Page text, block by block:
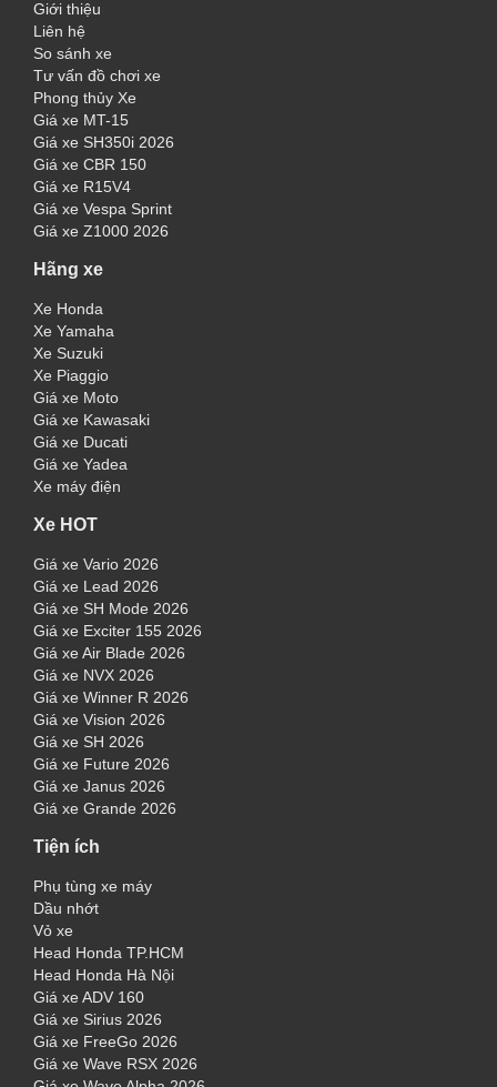
Giới thiệu
Liên hệ
So sánh xe
Tư vấn đồ chơi xe
Phong thủy Xe
Giá xe MT-15
Giá xe SH350i 2026
Giá xe CBR 150
Giá xe R15V4
Giá xe Vespa Sprint
Giá xe Z1000 2026
Hãng xe
Xe Honda
Xe Yamaha
Xe Suzuki
Xe Piaggio
Giá xe Moto
Giá xe Kawasaki
Giá xe Ducati
Giá xe Yadea
Xe máy điện
Xe HOT
Giá xe Vario 2026
Giá xe Lead 2026
Giá xe SH Mode 2026
Giá xe Exciter 155 2026
Giá xe Air Blade 2026
Giá xe NVX 2026
Giá xe Winner R 2026
Giá xe Vision 2026
Giá xe SH 2026
Giá xe Future 2026
Giá xe Janus 2026
Giá xe Grande 2026
Tiện ích
Phụ tùng xe máy
Dầu nhớt
Vỏ xe
Head Honda TP.HCM
Head Honda Hà Nội
Giá xe ADV 160
Giá xe Sirius 2026
Giá xe FreeGo 2026
Giá xe Wave RSX 2026